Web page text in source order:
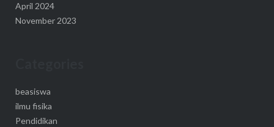
April 2024
November 2023
beasiswa
ilmu fisika
Pendidikan